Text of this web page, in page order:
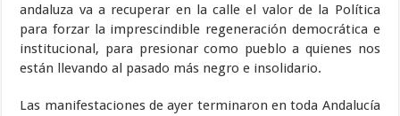
andaluza va a recuperar en la calle el valor de la Política
para forzar la imprescindible regeneración democrática e
institucional, para presionar como pueblo a quienes nos
están llevando al pasado más negro e insolidario.
Las manifestaciones de ayer terminaron en toda Andalucía